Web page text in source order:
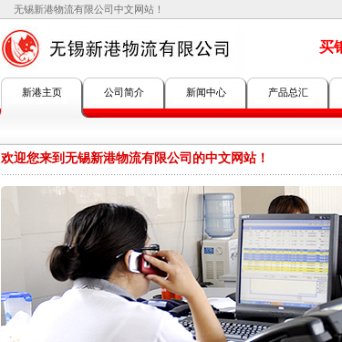
无锡新港物流有限公司中文网站！
买钢
新港主页 公司简介 新闻中心 产品总汇
欢迎您来到无锡新港物流有限公司的中文网站！